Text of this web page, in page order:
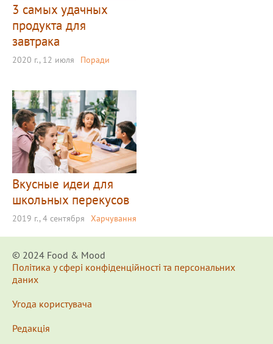
3 самых удачных
продукта для
завтрака
2020 г., 12 июля Поради
Вкусные идеи для
школьных перекусов
2019 г., 4 сентября Харчування
© 2024 Food & Мood
Політика у сфері конфіденційності та персональних
даних
Угода користувача
Редакція